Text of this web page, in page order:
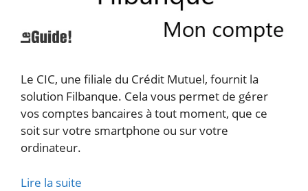
Le CIC, une filiale du Crédit Mutuel, fournit la
solution Filbanque. Cela vous permet de gérer
vos comptes bancaires à tout moment, que ce
soit sur votre smartphone ou sur votre
ordinateur.
Lire la suite